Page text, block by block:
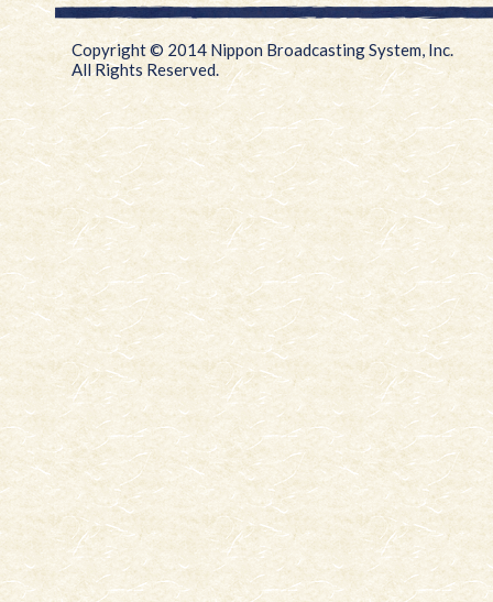
Copyright © 2014 Nippon Broadcasting System, Inc.
All Rights Reserved.